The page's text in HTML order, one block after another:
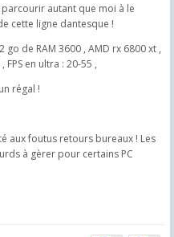
autant que moi à le
cette ligne dantesque !
de RAM 3600 , AMD rx 6800 xt ,
FPS en ultra : 20-55 ,
régal !
aux foutus retours bureaux ! Les
à gèrer pour certains PC